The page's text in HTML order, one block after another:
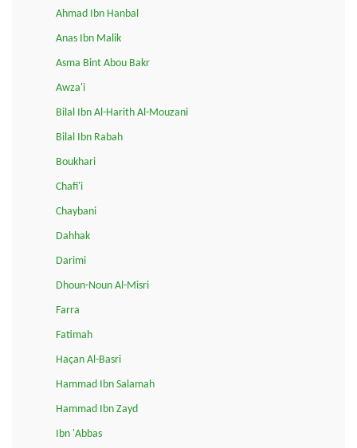
Ahmad Ibn Hanbal
Anas Ibn Malik
Asma Bint Abou Bakr
Awza'i
Bilal Ibn Al-Harith Al-Mouzani
Bilal Ibn Rabah
Boukhari
Chafi'i
Chaybani
Dahhak
Darimi
Dhoun-Noun Al-Misri
Farra
Fatimah
Haçan Al-Basri
Hammad Ibn Salamah
Hammad Ibn Zayd
Ibn 'Abbas